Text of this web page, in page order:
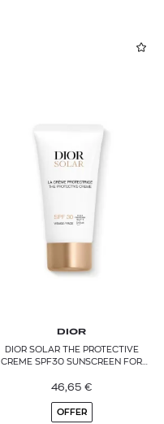
DIOR
DIOR SOLAR THE PROTECTIVE
CREME SPF30 SUNSCREEN FOR
46,65 €
OFFER